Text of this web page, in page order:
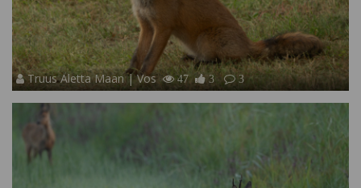
Truus Aletta Maan | Vos 47 3 3